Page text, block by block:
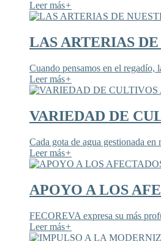
Leer más+
LAS ARTERIAS
Cuando pensamos en el regadío,
Leer más+
VARIEDAD DE
Cada gota de agua gestionada
Leer más+
APOYO A LOS
FECOREVA expresa su más
Leer más+